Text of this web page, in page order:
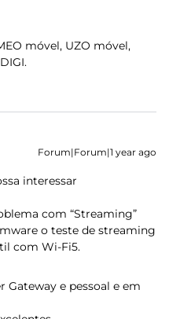
móvel, UZO móvel,
Forum|Forum|1 year ago
interessar
com “Streaming”
o teste de streaming
com Wi-Fi5.
Gateway e pessoal e em